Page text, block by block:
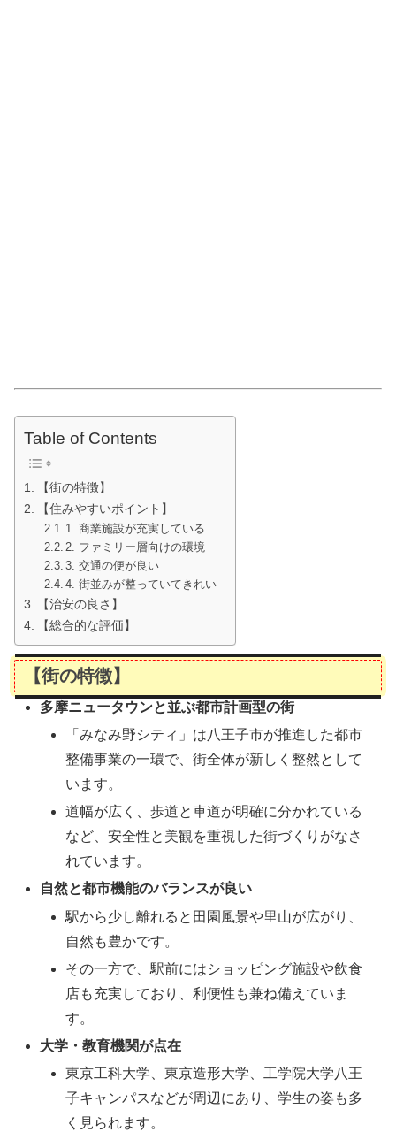
Table of Contents
【街の特徴】
【住みやすいポイント】
1. 商業施設が充実している
2. ファミリー層向けの環境
3. 交通の便が良い
4. 街並みが整っていてきれい
【治安の良さ】
【総合的な評価】
【街の特徴】
多摩ニュータウンと並ぶ都市計画型の街
「みなみ野シティ」は八王子市が推進した都市
整備事業の一環で、街全体が新しく整然として
います。
道幅が広く、歩道と車道が明確に分かれている
など、安全性と美観を重視した街づくりがなさ
れています。
自然と都市機能のバランスが良い
駅から少し離れると田園風景や里山が広がり、
自然も豊かです。
その一方で、駅前にはショッピング施設や飲食
店も充実しており、利便性も兼ね備えていま
す。
大学・教育機関が点在
東京工科大学、東京造形大学、工学院大学八王
子キャンパスなどが周辺にあり、学生の姿も多
く見られます。